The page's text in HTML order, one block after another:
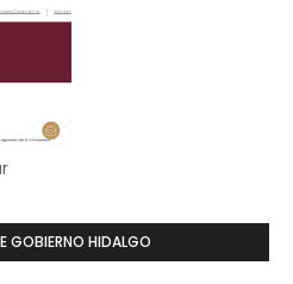
GOBIERNO HIDALGO